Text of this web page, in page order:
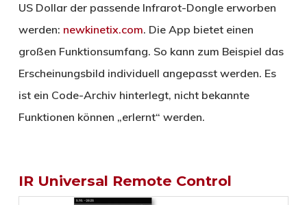
US Dollar der passende Infrarot-Dongle erworben
werden: newkinetix.com. Die App bietet einen
großen Funktionsumfang. So kann zum Beispiel das
Erscheinungsbild individuell angepasst werden. Es
ist ein Code-Archiv hinterlegt, nicht bekannte
Funktionen können „erlernt“ werden.
IR Universal Remote Control